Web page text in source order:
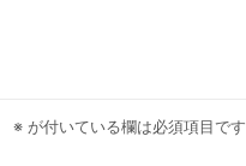
※ が付いている欄は必須項目です